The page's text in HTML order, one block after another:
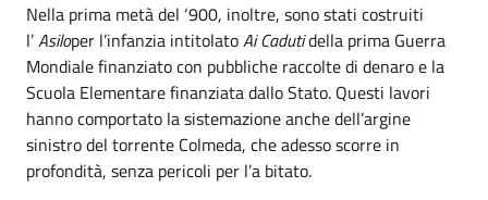
Nella prima metà del ‘900, inoltre, sono stati costruiti
l’Asiloper l’infanzia intitolatoAi Cadutidella prima Guerra
Mondiale finanziato con pubbliche raccolte di denaro e la
Scuola Elementare finanziata dallo Stato. Questi lavori
hanno comportato la sistemazione anche dell’argine
sinistro del torrente Colmeda, che adesso scorre in
profondità, senza pericoli per l’a bitato.